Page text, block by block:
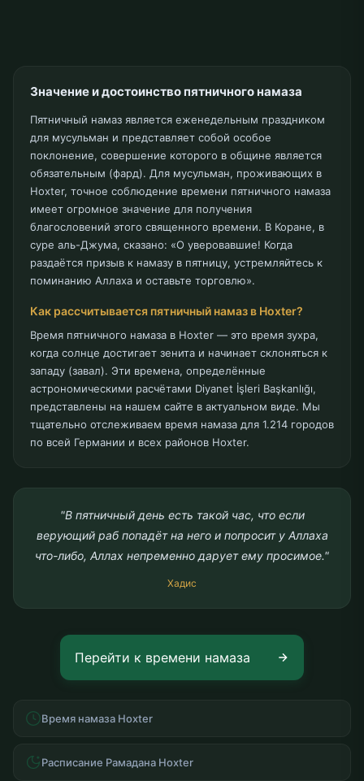
Значение и достоинство пятничного намаза
Пятничный намаз является еженедельным праздником
для мусульман и представляет собой особое
поклонение, совершение которого в общине является
обязательным (фард). Для мусульман, проживающих в
Hoxter, точное соблюдение времени пятничного намаза
имеет огромное значение для получения
благословений этого священного времени. В Коране, в
суре аль-Джума, сказано: «О уверовавшие! Когда
раздаётся призыв к намазу в пятницу, устремляйтесь к
поминанию Аллаха и оставьте торговлю».
Как рассчитывается пятничный намаз в Hoxter?
Время пятничного намаза в Hoxter — это время зухра,
когда солнце достигает зенита и начинает склоняться к
западу (завал). Эти времена, определённые
астрономическими расчётами Diyanet İşleri Başkanlığı,
представлены на нашем сайте в актуальном виде. Мы
тщательно отслеживаем время намаза для 1.214 городов
по всей Германии и всех районов Hoxter.
"В пятничный день есть такой час, что если
верующий раб попадёт на него и попросит у Аллаха
что-либо, Аллах непременно дарует ему просимое."
Хадис
Перейти к времени намаза
Время намаза Hoxter
Расписание Рамадана Hoxter